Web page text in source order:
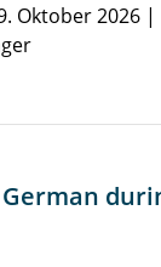
Oktober 2026